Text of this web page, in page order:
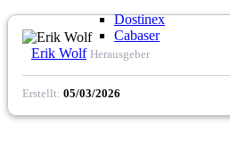
Dostinex
Cabaser
Erstellt: 05/03/2026
Erik Wolf Herausgeber